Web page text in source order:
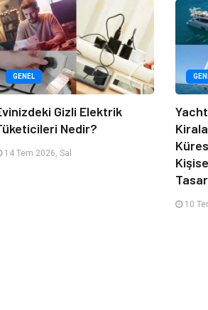
GENEL
Gizli Elektrik
Nedir?
14 Tem 2026, Sal
10